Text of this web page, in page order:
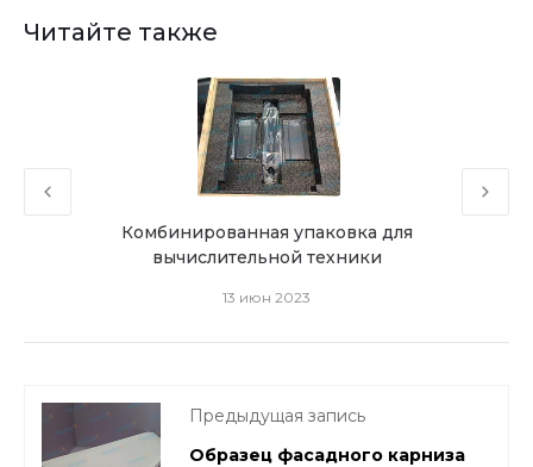
Читайте также
Комбинированная упаковка для
вычислительной техники
13 июн 2023
Предыдущая запись
Образец фасадного карниза